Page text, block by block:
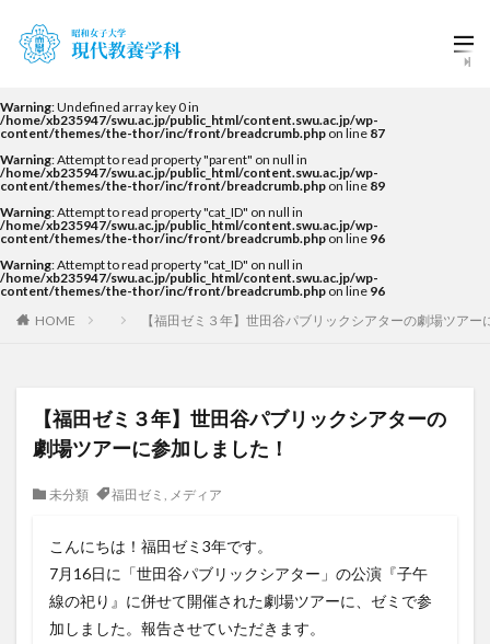
Warning: Undefined array key 0 in
/home/xb235947/swu.ac.jp/public_html/content.swu.ac.jp/wp-
content/themes/the-thor/inc/front/breadcrumb.php on line 87
Warning: Attempt to read property "parent" on null in
/home/xb235947/swu.ac.jp/public_html/content.swu.ac.jp/wp-
content/themes/the-thor/inc/front/breadcrumb.php on line 89
Warning: Attempt to read property "cat_ID" on null in
/home/xb235947/swu.ac.jp/public_html/content.swu.ac.jp/wp-
content/themes/the-thor/inc/front/breadcrumb.php on line 96
Warning: Attempt to read property "cat_ID" on null in
/home/xb235947/swu.ac.jp/public_html/content.swu.ac.jp/wp-
content/themes/the-thor/inc/front/breadcrumb.php on line 96
HOME
【福田ゼミ３年】世田谷パブリックシアターの劇場ツアー
【福田ゼミ３年】世田谷パブリックシアターの
劇場ツアーに参加しました！
未分類 福田ゼミ , メディア
こんにちは！福田ゼミ3年です。
7月16日に「世田谷パブリックシアター」の公演『子午
線の祀り』に併せて開催された劇場ツアーに、ゼミで参
加しました。報告させていただきます。